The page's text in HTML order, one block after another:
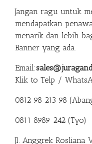
Jangan ragu untuk
mendapatkan
menarik dan lebih
Banner yang ada.
Email:
Klik to Telp /
0812 98 213 98
0811 8989 242 (Tyo)
Jl. Anggrek Rosliana